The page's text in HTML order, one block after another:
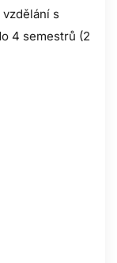
s
4 semestrů (2